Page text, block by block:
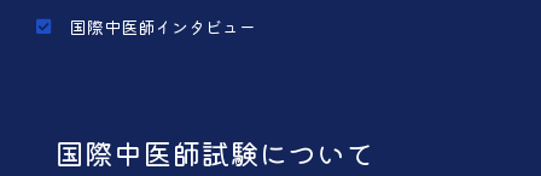
国際中医師インタビュー
国際中医師試験について